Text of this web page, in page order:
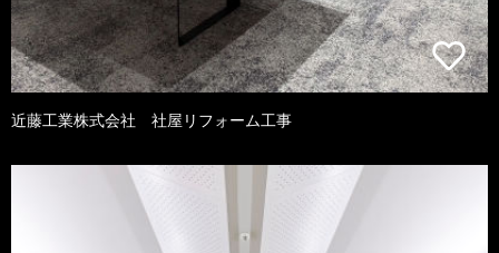
近藤工業株式会社 社屋リフォーム工事